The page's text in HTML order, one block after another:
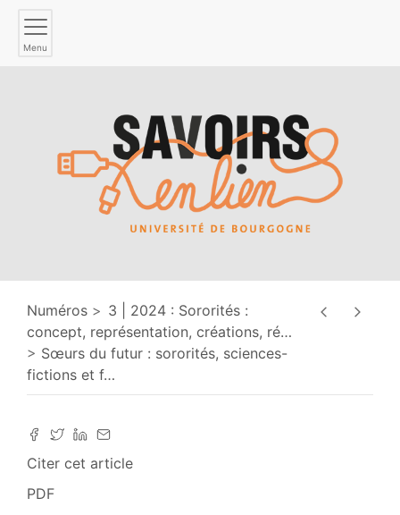
Menu
Numéros
3 | 2024 : Sororités :
concept, représentation, créations, ré…
Sœurs du futur : sororités, sciences-
fictions et f…
Citer cet article
PDF